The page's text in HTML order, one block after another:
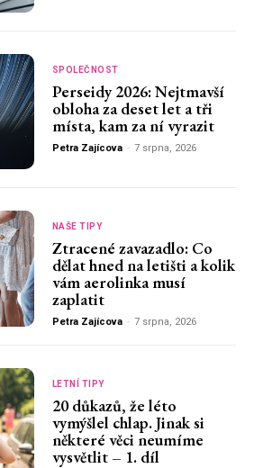
SPOLEČNOST
Perseidy 2026: Nejtmavší
obloha za deset let a tři
místa, kam za ní vyrazit
Petra Zajícova - 7 srpna, 2026
NAŠE TIPY
Ztracené zavazadlo: Co
dělat hned na letišti a kolik
vám aerolinka musí
zaplatit
Petra Zajícova - 7 srpna, 2026
LETNÍ TIPY
20 důkazů, že léto
vymýšlel chlap. Jinak si
některé věci neumíme
vysvětlit – 1. díl